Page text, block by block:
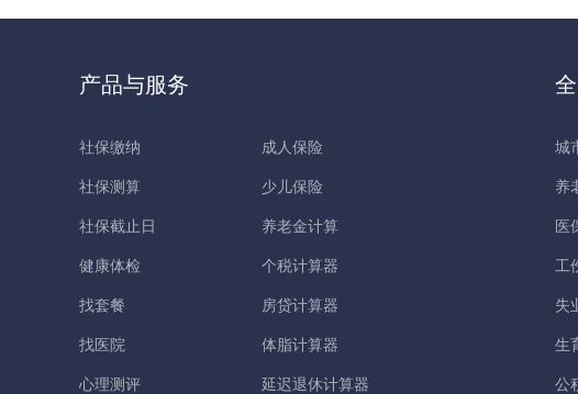
产品与服务
社保缴纳
社保测算
社保截止日
健康体检
找套餐
找医院
心理测评
成人保险
少儿保险
养老金计算
个税计算器
房贷计算器
体脂计算器
延迟退休计算器
城
养
医
工
失
生
公